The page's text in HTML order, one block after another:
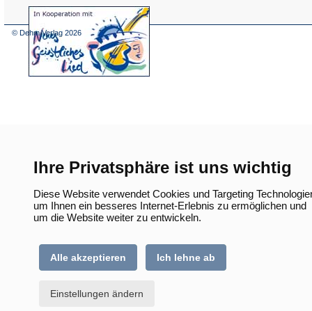
Ihre Privatsphäre ist uns wichtig
Diese Website verwendet Cookies und Targeting
um Ihnen ein besseres Internet-Erlebnis zu ermöglichen und
um die Website weiter zu entwickeln.
Alle akzeptieren Ich lehne ab
Einstellungen ändern
(Öffnet
in
© Dehm Verlag 2026